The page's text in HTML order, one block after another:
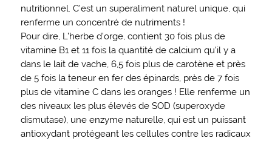
nutritionnel. C’est un superaliment naturel unique, qui
renferme un concentré de nutriments !
Pour dire, L’herbe d’orge, contient 30 fois plus de
vitamine B1 et 11 fois la quantité de calcium qu’il y a
dans le lait de vache, 6,5 fois plus de carotène et près
de 5 fois la teneur en fer des épinards, près de 7 fois
plus de vitamine C dans les oranges ! Elle renferme un
des niveaux les plus élevés de SOD (superoxyde
dismutase), une enzyme naturelle, qui est un puissant
antioxydant protégeant les cellules contre les radicaux